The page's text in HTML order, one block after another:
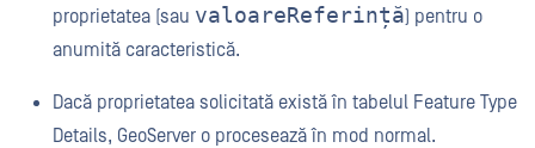
proprietatea (sau valoareReferință) pentru o
anumită caracteristică.
Dacă proprietatea solicitată există în tabelul Feature Type
Details, GeoServer o procesează în mod normal.